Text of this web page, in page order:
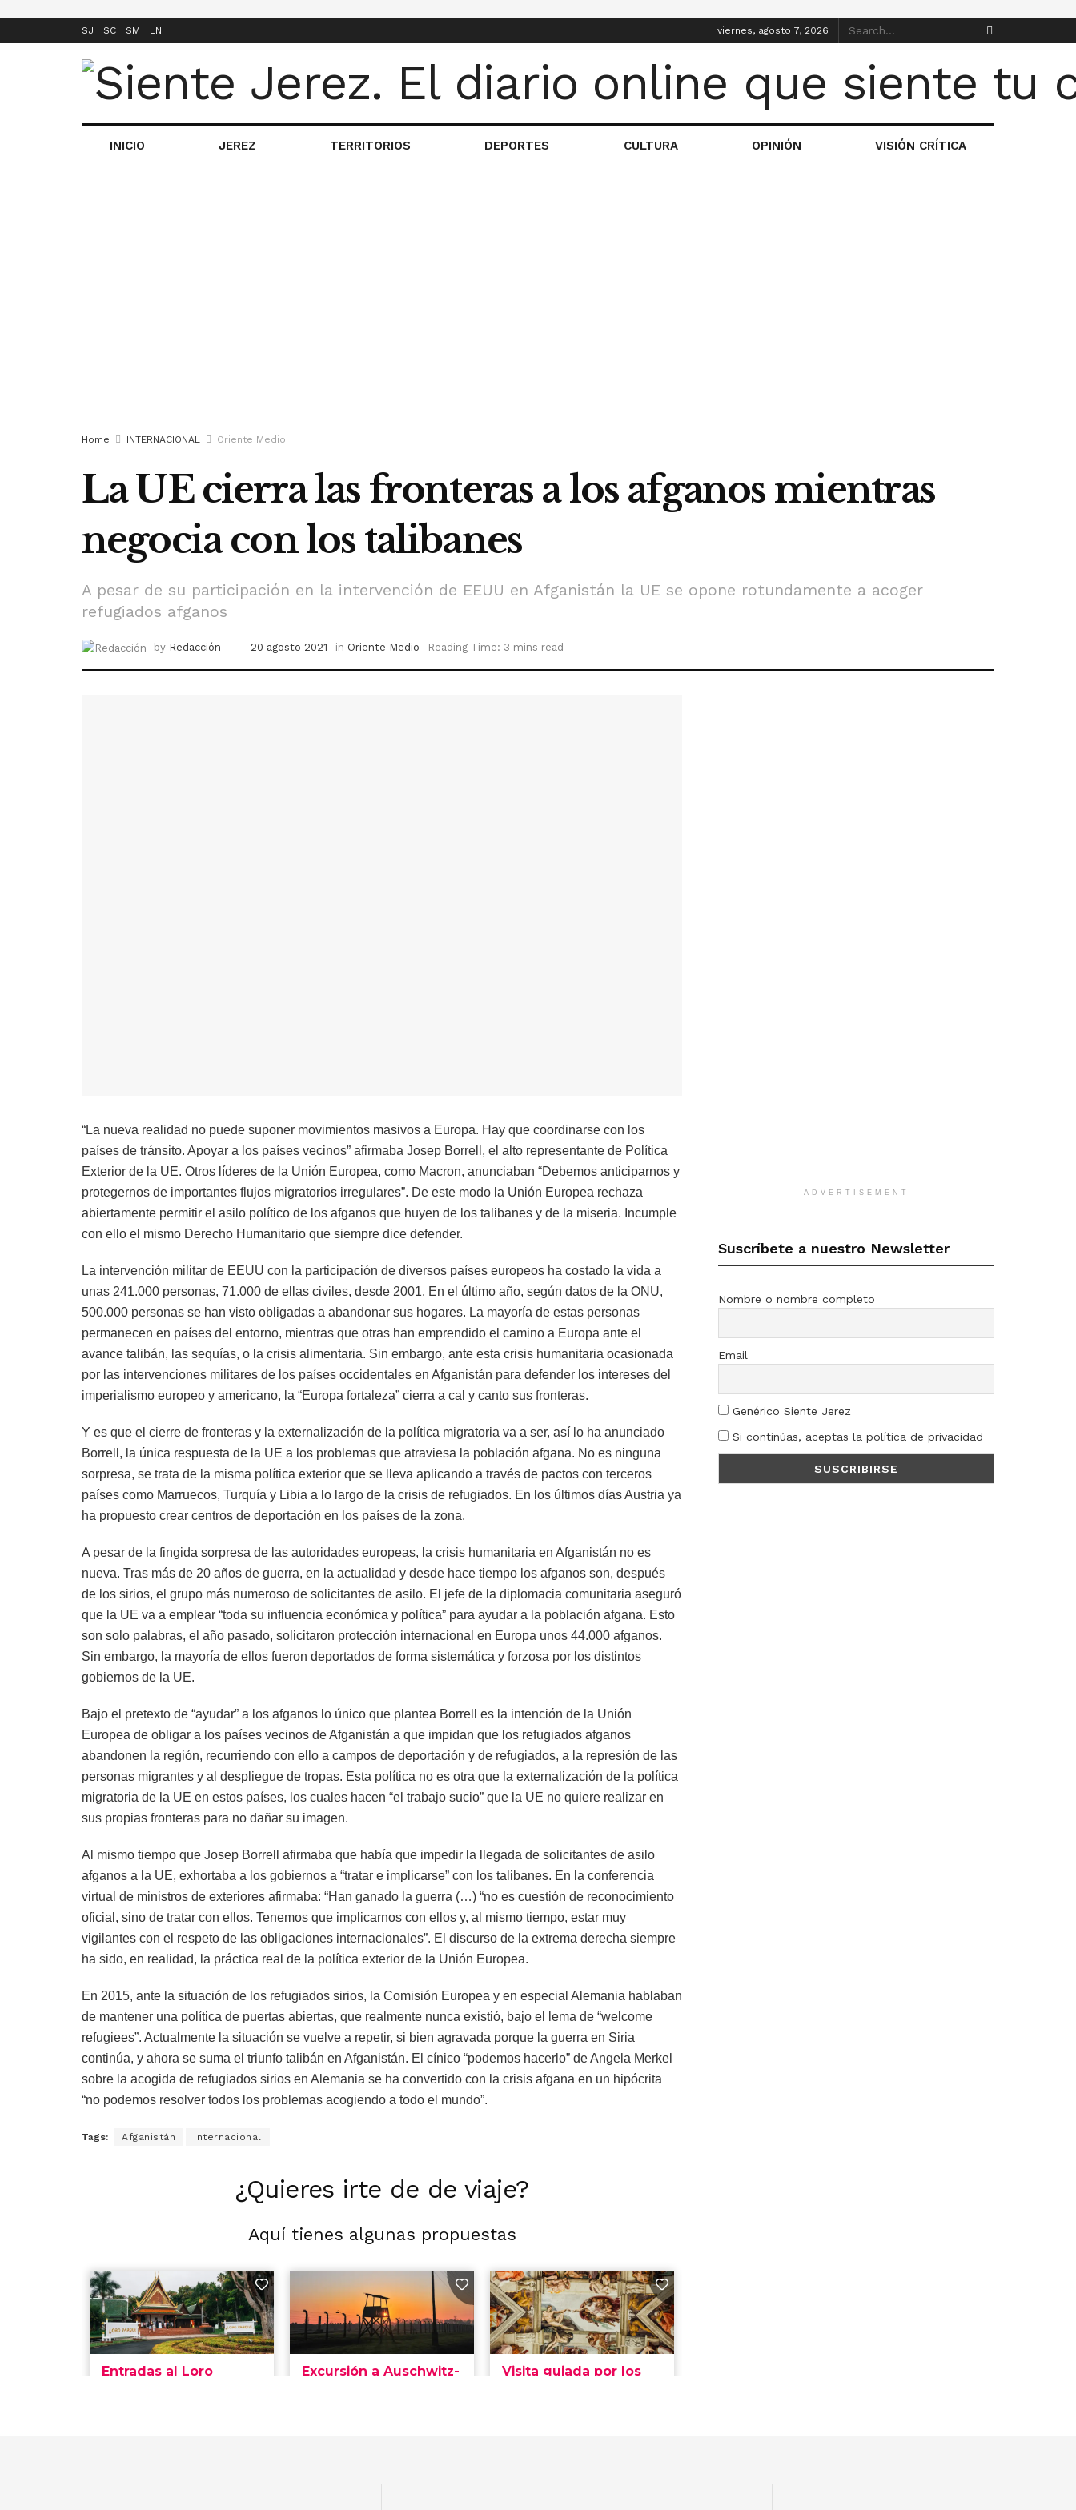
SJ SC SM LN viernes, agosto 7, 2026
INICIO JEREZ TERRITORIOS DEPORTES CULTURA OPINIÓN VISIÓN CRÍTICA
Home INTERNACIONAL Oriente Medio
La UE cierra las fronteras a los afganos mientras
negocia con los talibanes
A pesar de su participación en la intervención de EEUU en Afganistán la UE se opone rotundamente a acoger
refugiados afganos
by Redacción 20 agosto 2021 in Oriente Medio Reading Time: 3 mins read
“La nueva realidad no puede suponer movimientos masivos a Europa. Hay que coordinarse con los
países de tránsito. Apoyar a los países vecinos” afirmaba Josep Borrell, el alto representante de Política
Exterior de la UE. Otros líderes de la Unión Europea, como Macron, anunciaban “Debemos anticiparnos y
protegernos de importantes flujos migratorios irregulares”. De este modo la Unión Europea rechaza
abiertamente permitir el asilo político de los afganos que huyen de los talibanes y de la miseria. Incumple
con ello el mismo Derecho Humanitario que siempre dice defender.
La intervención militar de EEUU con la participación de diversos países europeos ha costado la vida a
unas 241.000 personas, 71.000 de ellas civiles, desde 2001. En el último año, según datos de la ONU,
500.000 personas se han visto obligadas a abandonar sus hogares. La mayoría de estas personas
permanecen en países del entorno, mientras que otras han emprendido el camino a Europa ante el
avance talibán, las sequías, o la crisis alimentaria. Sin embargo, ante esta crisis humanitaria ocasionada
por las intervenciones militares de los países occidentales en Afganistán para defender los intereses del
imperialismo europeo y americano, la “Europa fortaleza” cierra a cal y canto sus fronteras.
Y es que el cierre de fronteras y la externalización de la política migratoria va a ser, así lo ha anunciado
Borrell, la única respuesta de la UE a los problemas que atraviesa la población afgana. No es ninguna
sorpresa, se trata de la misma política exterior que se lleva aplicando a través de pactos con terceros
países como Marruecos, Turquía y Libia a lo largo de la crisis de refugiados. En los últimos días Austria ya
ha propuesto crear centros de deportación en los países de la zona.
A pesar de la fingida sorpresa de las autoridades europeas, la crisis humanitaria en Afganistán no es
nueva. Tras más de 20 años de guerra, en la actualidad y desde hace tiempo los afganos son, después
de los sirios, el grupo más numeroso de solicitantes de asilo. El jefe de la diplomacia comunitaria aseguró
que la UE va a emplear “toda su influencia económica y política” para ayudar a la población afgana. Esto
son solo palabras, el año pasado, solicitaron protección internacional en Europa unos 44.000 afganos.
Sin embargo, la mayoría de ellos fueron deportados de forma sistemática y forzosa por los distintos
gobiernos de la UE.
Bajo el pretexto de “ayudar” a los afganos lo único que plantea Borrell es la intención de la Unión
Europea de obligar a los países vecinos de Afganistán a que impidan que los refugiados afganos
abandonen la región, recurriendo con ello a campos de deportación y de refugiados, a la represión de las
personas migrantes y al despliegue de tropas. Esta política no es otra que la externalización de la política
migratoria de la UE en estos países, los cuales hacen “el trabajo sucio” que la UE no quiere realizar en
sus propias fronteras para no dañar su imagen.
Al mismo tiempo que Josep Borrell afirmaba que había que impedir la llegada de solicitantes de asilo
afganos a la UE, exhortaba a los gobiernos a “tratar e implicarse” con los talibanes. En la conferencia
virtual de ministros de exteriores afirmaba: “Han ganado la guerra (…) “no es cuestión de reconocimiento
oficial, sino de tratar con ellos. Tenemos que implicarnos con ellos y, al mismo tiempo, estar muy
vigilantes con el respeto de las obligaciones internacionales”. El discurso de la extrema derecha siempre
ha sido, en realidad, la práctica real de la política exterior de la Unión Europea.
En 2015, ante la situación de los refugiados sirios, la Comisión Europea y en especial Alemania hablaban
de mantener una política de puertas abiertas, que realmente nunca existió, bajo el lema de “welcome
refugiees”. Actualmente la situación se vuelve a repetir, si bien agravada porque la guerra en Siria
continúa, y ahora se suma el triunfo talibán en Afganistán. El cínico “podemos hacerlo” de Angela Merkel
sobre la acogida de refugiados sirios en Alemania se ha convertido con la crisis afgana en un hipócrita
“no podemos resolver todos los problemas acogiendo a todo el mundo”.
Tags: Afganistán Internacional
¿Quieres irte de de viaje?
Aquí tienes algunas propuestas
ADVERTISEMENT
Suscríbete a nuestro Newsletter
Nombre o nombre completo
Email
Genérico Siente Jerez
Si continúas, aceptas la política de privacidad